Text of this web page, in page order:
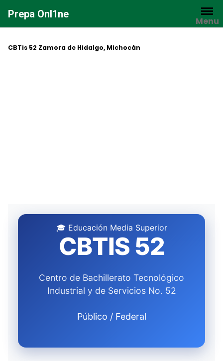
contenido
Prepa Onl1ne
Menu
CBTis 52 Zamora de Hidalgo, Michocán
🎓 Educación Media Superior
CBTIS 52
Centro de Bachillerato Tecnológico
Industrial y de Servicios No. 52
Público / Federal